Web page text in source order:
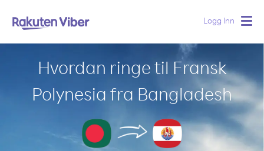
Logg Inn
Hvordan ringe til Fransk
Polynesia fra Bangladesh